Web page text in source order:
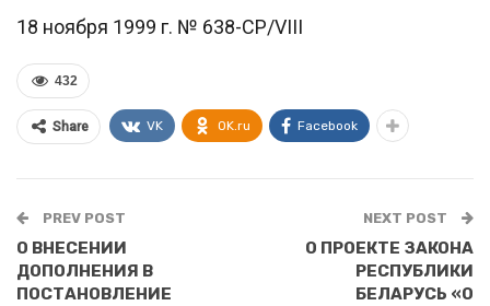
18 ноября 1999 г. № 638-СР/VIII
432
Share VK OK.ru Facebook
PREV POST
О ВНЕСЕНИИ
ДОПОЛНЕНИЯ В
ПОСТАНОВЛЕНИЕ
NEXT POST
О ПРОЕКТЕ ЗАКОНА
РЕСПУБЛИКИ
БЕЛАРУСЬ «О